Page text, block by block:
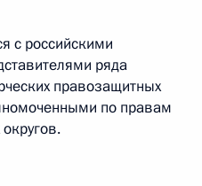
с российскими
ряда
правозащитных
по правам